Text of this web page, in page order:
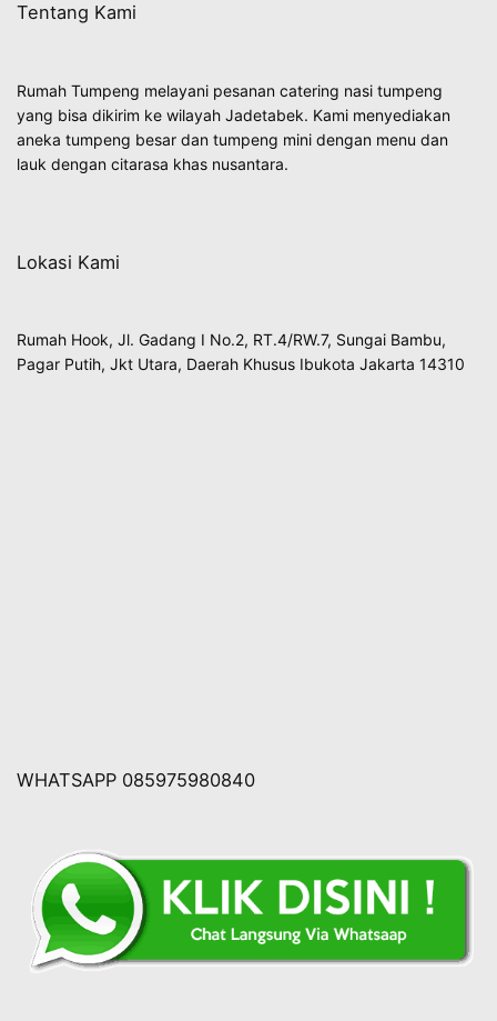
Tentang Kami
Rumah Tumpeng melayani pesanan catering nasi tumpeng
yang bisa dikirim ke wilayah Jadetabek. Kami menyediakan
aneka tumpeng besar dan tumpeng mini dengan menu dan
lauk dengan citarasa khas nusantara.
Lokasi Kami
Rumah Hook, Jl. Gadang I No.2, RT.4/RW.7, Sungai Bambu,
Pagar Putih, Jkt Utara, Daerah Khusus Ibukota Jakarta 14310
WHATSAPP 085975980840